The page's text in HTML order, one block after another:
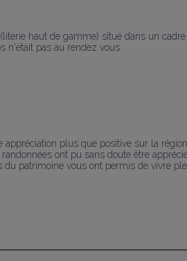
haut de gamme) situé dans un
n'était pas au rendez vous.
appréciation plus que positive sur la
ont pu sans doute être
du patrimoine vous ont permis de vivre